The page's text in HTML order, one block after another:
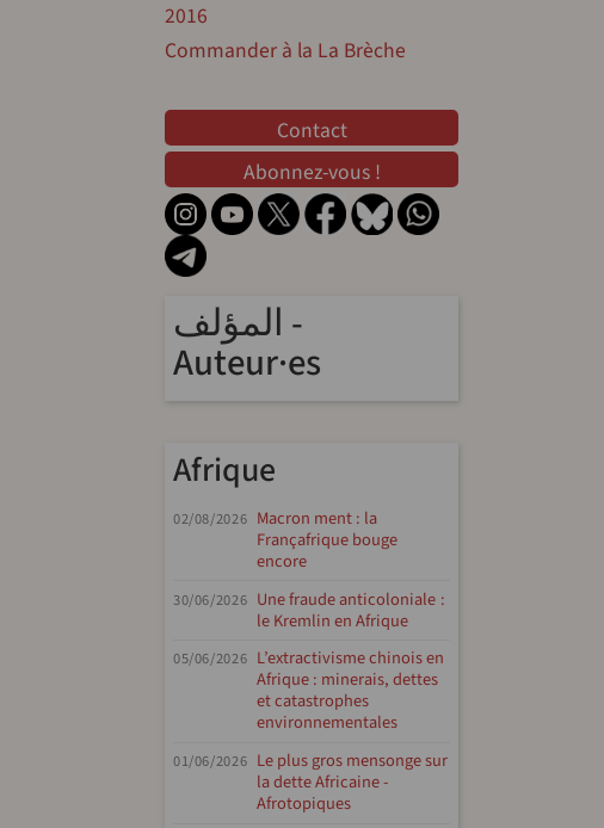
2016
Commander à la La Brèche
Contact
Abonnez-vous !
المؤلف -
Auteur·es
Afrique
02/08/2026 Macron ment : la
Françafrique bouge
encore
30/06/2026 Une fraude anticoloniale :
le Kremlin en Afrique
05/06/2026 L’extractivisme chinois en
Afrique : minerais, dettes
et catastrophes
environnementales
01/06/2026 Le plus gros mensonge sur
la dette Africaine -
Afrotopiques